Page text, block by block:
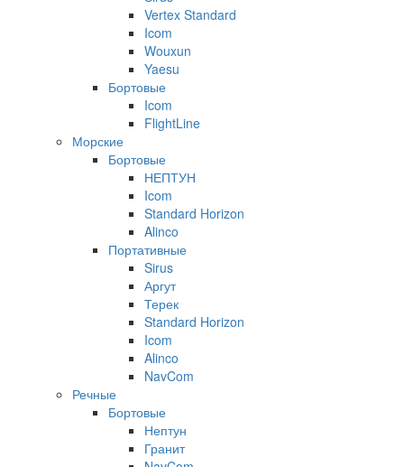
Vertex Standard
Icom
Wouxun
Yaesu
Бортовые
Icom
FlightLine
Морские
Бортовые
НЕПТУН
Icom
Standard Horizon
Alinco
Портативные
Sirus
Аргут
Терек
Standard Horizon
Icom
Alinco
NavCom
Речные
Бортовые
Нептун
Гранит